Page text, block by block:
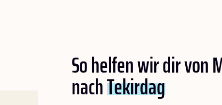
So helfen wir dir von
nachTekirdag